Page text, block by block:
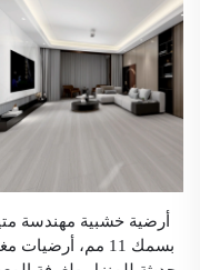
أرضية خشبية مهندسة
بسمك 11 مم، أرضيات